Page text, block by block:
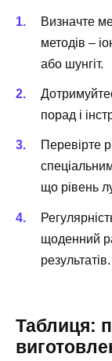
Визначте
методів –
або шунгіт.
порад і
Перевірте
що рівень
щоденний
результатів.
Таблиця: